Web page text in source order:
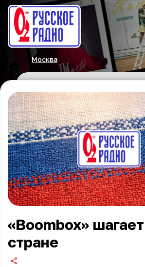
Москва
«Boombox»
стране